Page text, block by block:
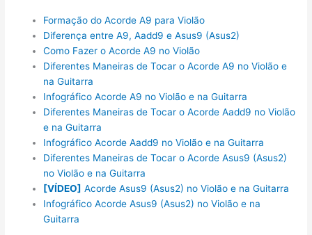
Formação do Acorde A9 para Violão
Diferença entre A9, Aadd9 e Asus9 (Asus2)
Como Fazer o Acorde A9 no Violão
Diferentes Maneiras de Tocar o Acorde A9 no Violão e
na Guitarra
Infográfico Acorde A9 no Violão e na Guitarra
Diferentes Maneiras de Tocar o Acorde Aadd9 no Violão
e na Guitarra
Infográfico Acorde Aadd9 no Violão e na Guitarra
Diferentes Maneiras de Tocar o Acorde Asus9 (Asus2)
no Violão e na Guitarra
[VÍDEO] Acorde Asus9 (Asus2) no Violão e na Guitarra
Infográfico Acorde Asus9 (Asus2) no Violão e na
Guitarra